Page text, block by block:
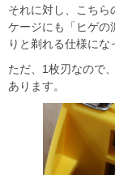
それに対し、こちら
ケージにも「ヒゲの
りと剃れる仕様にな
ただ、1枚刃なので
あります。